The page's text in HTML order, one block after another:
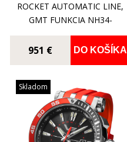
ROCKET AUTOMATIC LINE,
GMT FUNKCIA NH34-
575A716B
951 € DO KOŠÍKA
Skladom